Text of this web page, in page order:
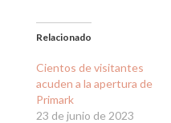
Relacionado
Cientos de visitantes
acuden a la apertura de
Primark
23 de junio de 2023